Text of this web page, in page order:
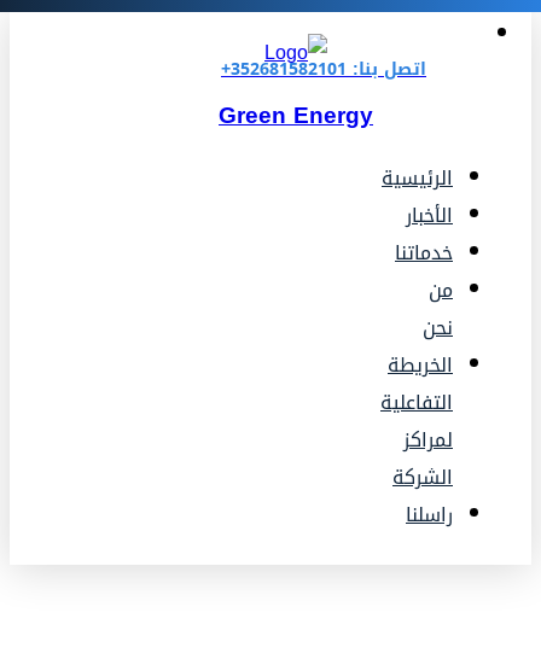
Green Energy
الرئيسية
الأخبار
خدماتنا
من
نحن
الخريطة
التفاعلية
لمراكز
الشركة
راسلنا
اتصل بنا: 352681582101+